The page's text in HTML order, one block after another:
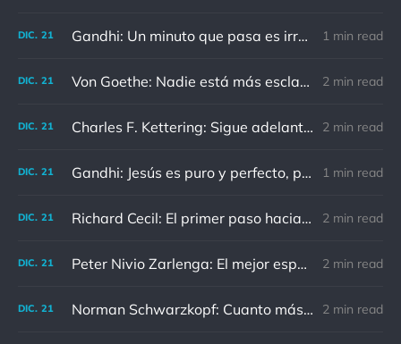
DIC. 21 Gandhi: Un minuto que pasa es irrecuperable. Conociendo esto, ¿cómo podemos malgastar tantas horas? 1 min read
DIC. 21 Von Goethe: Nadie está más esclavizado que aquellos que falsamente creen que son libres. 2 min read
DIC. 21 Charles F. Kettering: Sigue adelante, y es probable que tropieces con algo, tal vez cuando menos lo esperes. Nunca he escuchado hablar de alguien algu 2 min read
DIC. 21 Gandhi: Jesús es puro y perfecto, pero vosotros los cristianos no sois como él. 1 min read
DIC. 21 Richard Cecil: El primer paso hacia el conocimiento es saber que somos ignorantes. 2 min read
DIC. 21 Peter Nivio Zarlenga: El mejor espejo es un viejo amigo. 2 min read
DIC. 21 Norman Schwarzkopf: Cuanto más sudes por la paz, menos sangras por la guerra. 2 min read